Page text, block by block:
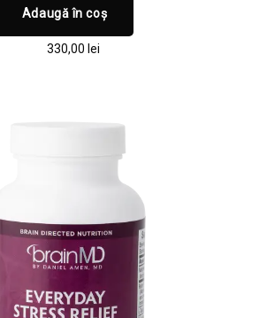
performanța zilnică
Adaugă în coș
330,00 lei